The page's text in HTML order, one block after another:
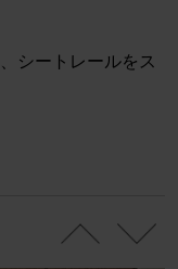
シートレールをス